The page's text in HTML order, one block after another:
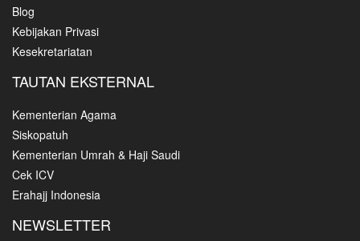
Blog
Kebijakan Privasi
Kesekretariatan
TAUTAN EKSTERNAL
Kementerian Agama
Siskopatuh
Kementerian Umrah & Haji Saudi
Cek ICV
Erahajj Indonesia
NEWSLETTER